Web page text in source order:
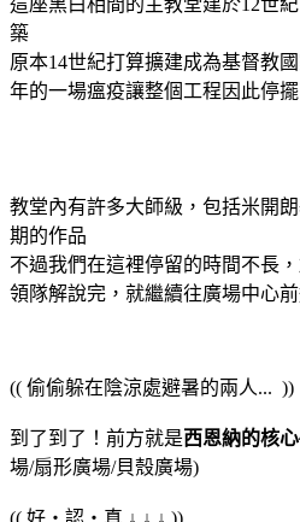
築
原本14世紀打算擴建成為基督教
年的一場瘟疫讓整個工程因此停
教堂內有許多大師級，包括米開
期的作品
不過我們在這裡停留的時間不長
領隊解說完，就繼續往廣場中心前
(( 偷偷躲在陰涼處避暑的兩人... ))
到了到了！前方就是西恩納的核
場/扇形廣場/貝殼廣場)
(( 好‧認‧真 ↓ ↓ ↓ ))